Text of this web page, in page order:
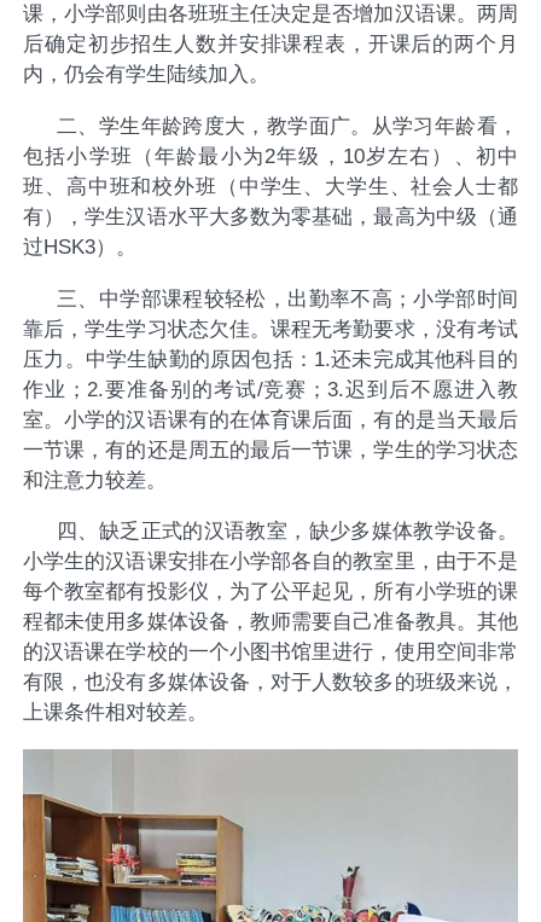
课，小学部则由各班班主任决定是否增加汉语课。两周
后确定初步招生人数并安排课程表，开课后的两个月
内，仍会有学生陆续加入。
二、 学生年龄跨度大，教学面广。从学习年龄看，
包括小学班（年龄最小为2年级， 10岁左右）、初中
班、高中班和校外班（中学生、大学生、社会人士都
有），学生汉语水平大多数为零基础，最高为中级（通
过HSK3）。
三、 中学部课程较轻松，出勤率不高；小学部时间
靠后，学生学习状态欠佳。课程无考勤要求，没有考试
压力。中学生缺勤的原因包括： 1.还未完成其他科目的
作业 ； 2.要准备别的考试/竞赛；3.迟到后不愿进入教
室。小学的汉语课有的在体育课后面，有的是当天最后
一节课，有的还是周五的最后一节课，学生的学习状态
和注意力较差。
四、缺乏正式的汉语教室，缺少多媒体教学设备。
小学生的汉语课安排在小学部各自的教室里，由于不是
每个教室都有投影仪，为了公平起见，所有小学班的课
程都未使用多媒体设备，教师需要自己准备教具。其他
的汉语课在学校的一个小图书馆里进行，使用空间非常
有限，也没有多媒体设备，对于人数较多的班级来说，
上课条件相对较差。